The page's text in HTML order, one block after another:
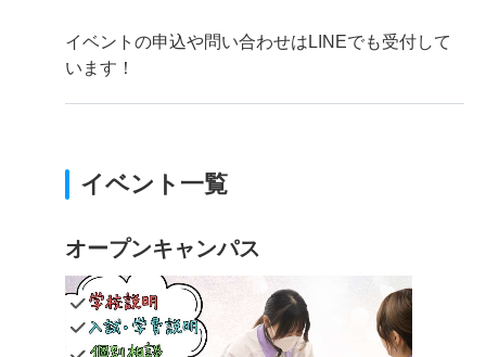
イベントの申込や問い合わせはLINEでも受付して
います！
イベント一覧
オープンキャンパス